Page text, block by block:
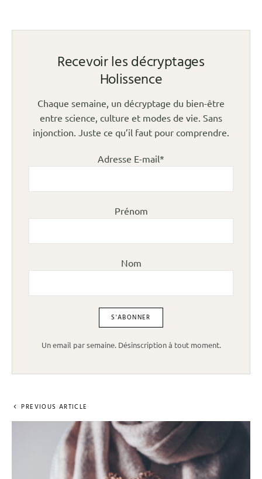
Recevoir les décryptages
Holissence
Chaque semaine, un décryptage du bien-être
entre science, culture et modes de vie. Sans
injonction. Juste ce qu’il faut pour comprendre.
Adresse E-mail*
Prénom
Nom
Un email par semaine. Désinscription à tout moment.
PREVIOUS ARTICLE